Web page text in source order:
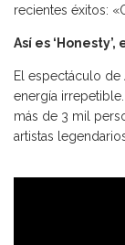
recientes éxitos:
Así es
El espectáculo de
energía
más de 3 mil
artistas